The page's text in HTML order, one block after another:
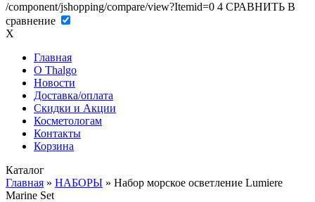
/component/jshopping/compare/view?Itemid=0 4 СРАВНИТЬ В
сравнение
X
Главная
O Thalgo
Новости
Доставка/оплата
Скидки и Акции
Косметологам
Контакты
Корзина
Каталог
Главная » НАБОРЫ » Набор морское осветление Lumiere
Marine Set